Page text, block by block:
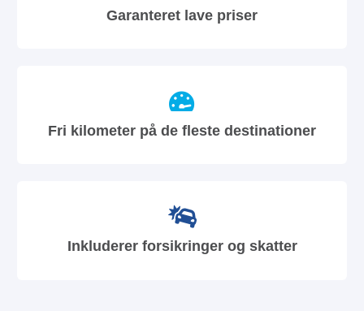
Garanteret lave priser
Fri kilometer på de fleste destinationer
Inkluderer forsikringer og skatter